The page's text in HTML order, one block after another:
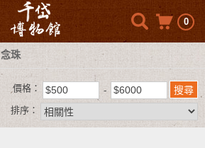
0
念珠
價格：
排序：